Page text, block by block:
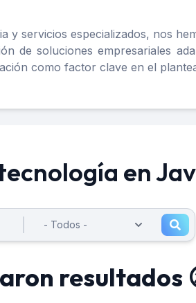
y servicios especializados, nos
de soluciones empresariales
como factor clave en el
en
resultados